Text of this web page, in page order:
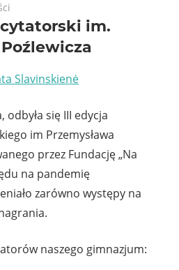
im.
Slavinskienė
odbyła się III edycja
im Przemysława
przez Fundację „Na
na pandemię
zarówno występy na
naszego gimnazjum: